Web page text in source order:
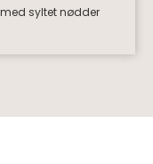
med syltet nødder